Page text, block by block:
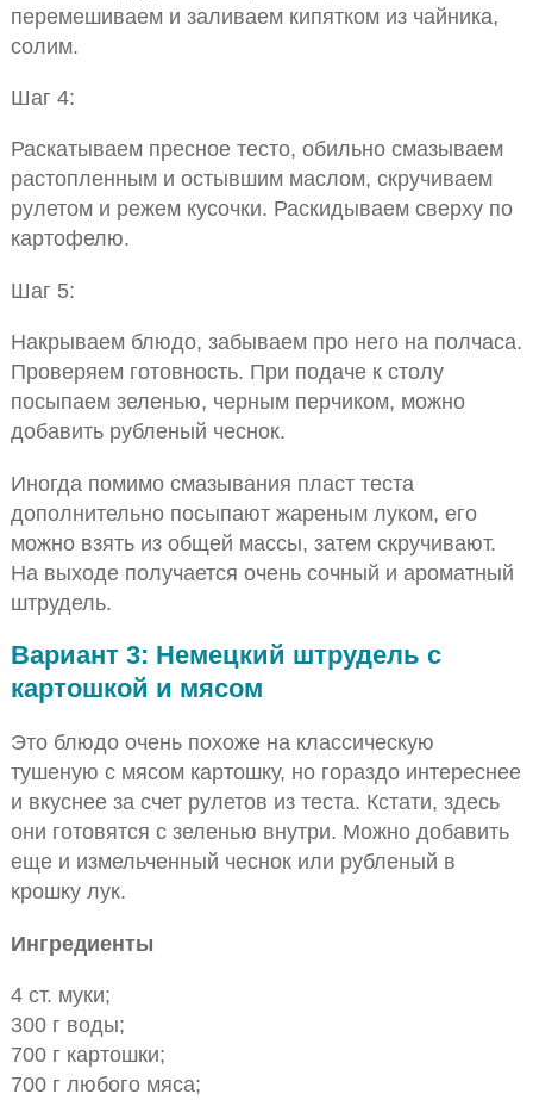
перемешиваем и заливаем кипятком из чайника,
солим.
Шаг 4:
Раскатываем пресное тесто, обильно смазываем
растопленным и остывшим маслом, скручиваем
рулетом и режем кусочки. Раскидываем сверху по
картофелю.
Шаг 5:
Накрываем блюдо, забываем про него на полчаса.
Проверяем готовность. При подаче к столу
посыпаем зеленью, черным перчиком, можно
добавить рубленый чеснок.
Иногда помимо смазывания пласт теста
дополнительно посыпают жареным луком, его
можно взять из общей массы, затем скручивают.
На выходе получается очень сочный и ароматный
штрудель.
Вариант 3: Немецкий штрудель с
картошкой и мясом
Это блюдо очень похоже на классическую
тушеную с мясом картошку, но гораздо интереснее
и вкуснее за счет рулетов из теста. Кстати, здесь
они готовятся с зеленью внутри. Можно добавить
еще и измельченный чеснок или рубленый в
крошку лук.
Ингредиенты
4 ст. муки;
300 г воды;
700 г картошки;
700 г любого мяса;